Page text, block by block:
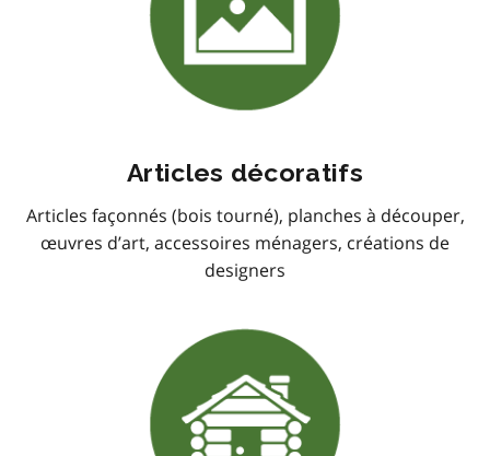
Articles décoratifs
Articles façonnés (bois tourné), planches à découper,
œuvres d’art, accessoires ménagers, créations de
designers